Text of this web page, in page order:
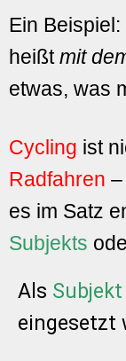
Ein Beispiel:
heißtmit
etwas, was
Cycling ist
Radfahren
es im Satz
Subjekts
Als Subjekt
eingesetzt